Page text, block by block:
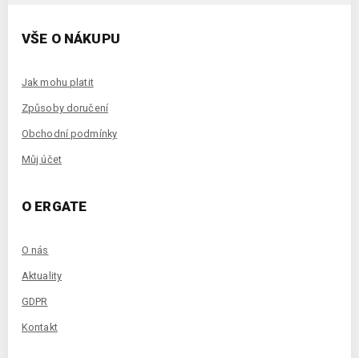
VŠE O NÁKUPU
Jak mohu platit
Způsoby doručení
Obchodní podmínky
Můj účet
O ERGATE
O nás
Aktuality
GDPR
Kontakt